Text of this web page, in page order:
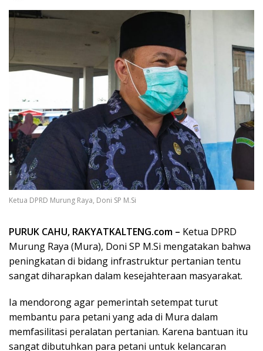
Ketua DPRD Murung Raya, Doni SP M.Si
PURUK CAHU, RAKYATKALTENG.com – Ketua DPRD
Murung Raya (Mura), Doni SP M.Si mengatakan bahwa
peningkatan di bidang infrastruktur pertanian tentu
sangat diharapkan dalam kesejahteraan masyarakat.
Ia mendorong agar pemerintah setempat turut
membantu para petani yang ada di Mura dalam
memfasilitasi peralatan pertanian. Karena bantuan itu
sangat dibutuhkan para petani untuk kelancaran